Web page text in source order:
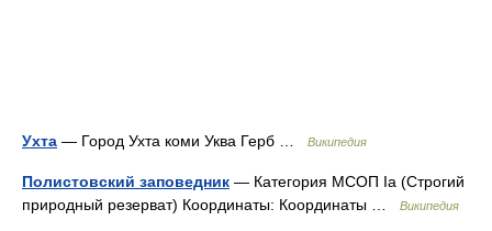
Ухта — Город Ухта коми Уква Герб … Википедия
Полистовский заповедник — Категория МСОП Ia (Строгий
природный резерват) Координаты: Координаты …
Википедия